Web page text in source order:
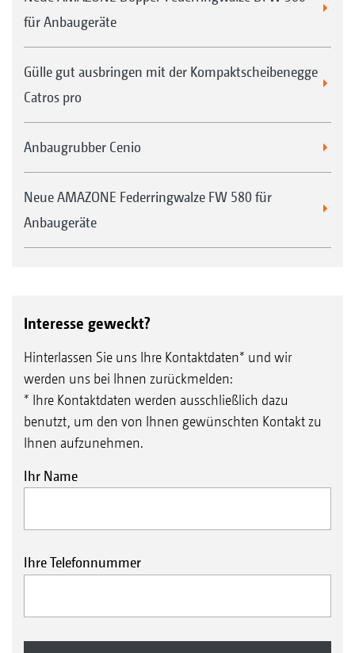
für Anbaugeräte
Gülle gut ausbringen mit der Kompaktscheibenegge
Catros pro
Anbaugrubber Cenio
Neue AMAZONE Federringwalze FW 580 für
Anbaugeräte
Interesse geweckt?
Hinterlassen Sie uns Ihre Kontaktdaten* und wir
werden uns bei Ihnen zurückmelden:
* Ihre Kontaktdaten werden ausschließlich dazu
benutzt, um den von Ihnen gewünschten Kontakt zu
Ihnen aufzunehmen.
Ihr Name
Ihre Telefonnummer